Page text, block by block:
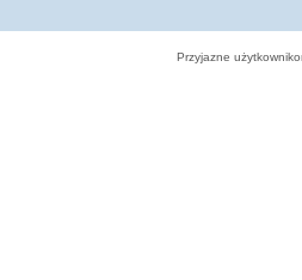
Przyjazne